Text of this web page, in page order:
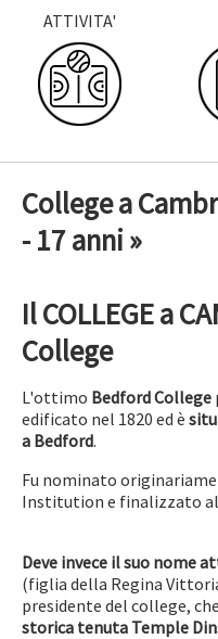
ATTIVITA'
College a
- 17 anni »
Il COLLEGE a
College
L'ottimo Bedford College
edificato nel 1820 ed è
a Bedford.
Fu nominato
Institution e finalizzato
Deve invece il suo nome
(figlia della Regina
presidente del college,
storica tenuta Temple